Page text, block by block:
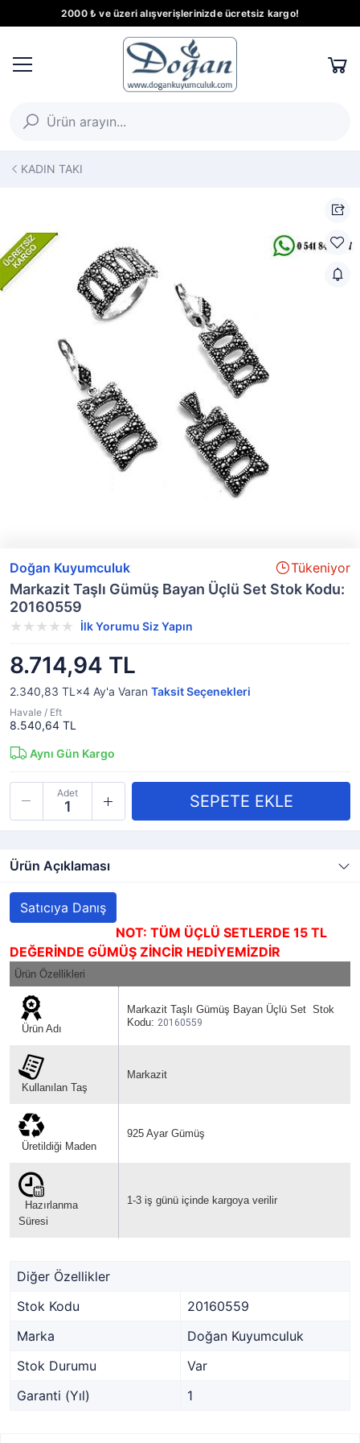
2000 ₺ ve üzeri alışverişlerinizde ücretsiz kargo!
KADIN TAKI
Doğan Kuyumculuk Tükeniyor
Markazit Taşlı Gümüş Bayan Üçlü Set Stok Kodu:
20160559
İlk Yorumu Siz Yapın
8.714,94 TL
2.340,83 TL×4 Ay'a Varan Taksit Seçenekleri
Havale / Eft
8.540,64 TL
Aynı Gün Kargo
Adet
Ürün Açıklaması
Satıcıya Danış
NOT: TÜM ÜÇLÜ SETLERDE 15 TL
DEĞERİNDE GÜMÜŞ ZİNCİR HEDİYEMİZDİR
Ürün Özellikleri
Ürün Adı
Markazit Taşlı Gümüş Bayan Üçlü Set Stok
Kodu: 20160559
Kullanılan Taş
Markazit
Üretildiği Maden
925 Ayar Gümüş
Hazırlanma
Süresi
1-3 iş günü içinde kargoya verilir
Diğer Özellikler
Stok Kodu
20160559
Marka
Doğan Kuyumculuk
Stok Durumu
Var
Garanti (Yıl)
1